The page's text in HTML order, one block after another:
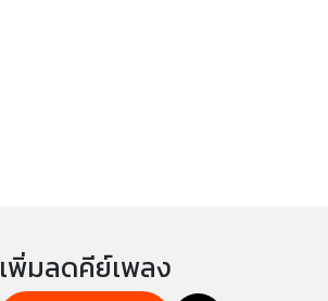
เพิ่มลดคีย์เพลง